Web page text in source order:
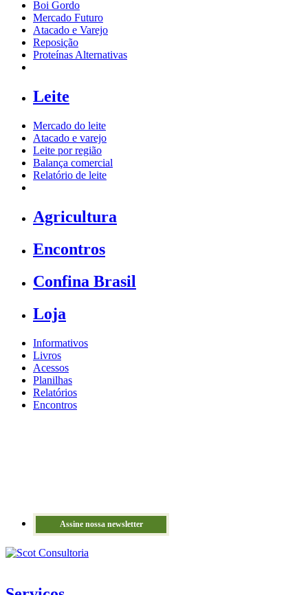
Boi Gordo
Mercado Futuro
Atacado e Varejo
Reposição
Proteínas Alternativas
Leite
Mercado do leite
Atacado e varejo
Leite por região
Balança comercial
Relatório de leite
Agricultura
Encontros
Confina Brasil
Loja
Informativos
Livros
Acessos
Planilhas
Relatórios
Encontros
Assine nossa newsletter